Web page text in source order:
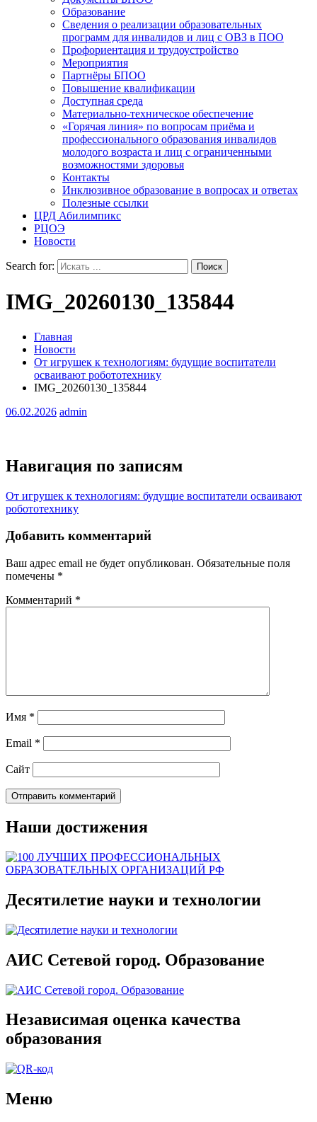
Образование
Сведения о реализации образовательных
программ для инвалидов и лиц с ОВЗ в ПОО
Профориентация и трудоустройство
Мероприятия
Партнёры БПОО
Повышение квалификации
Доступная среда
Материально-техническое обеспечение
«Горячая линия» по вопросам приёма и
профессионального образования инвалидов
молодого возраста и лиц с ограниченными
возможностями здоровья
Контакты
Инклюзивное образование в вопросах и ответах
Полезные ссылки
ЦРД Абилимпикс
РЦОЭ
Новости
Search for:
IMG_20260130_135844
Главная
Новости
От игрушек к технологиям: будущие воспитатели
осваивают робототехнику
IMG_20260130_135844
06.02.2026 admin
Навигация по записям
От игрушек к технологиям: будущие воспитатели осваивают
робототехнику
Добавить комментарий
Ваш адрес email не будет опубликован. Обязательные поля
помечены *
Комментарий *
Имя *
Email *
Сайт
Наши достижения
Десятилетие науки и технологии
АИС Сетевой город. Образование
Независимая оценка качества
образования
Меню